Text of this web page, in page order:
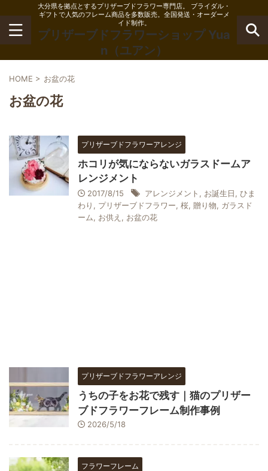
大分県を拠点とするプリザーブドフラワー専門店。 ブライダル・
ギフトで人気のフレーム商品を多数販売。全国発送・オーダーメ
イド制作。
プリザーブドフラワーショップ Yua
n（ユアン）
HOME > お盆の花
お盆の花
プリザーブドフラワーアレンジ
ホコリが気にならないガラスドームア
レンジメント
2017/8/15 アレンジメント , お誕生日, ひま
わり , プリザーブドフラワー, 桜, 贈り物, ガラスド
ーム, お供え , お盆の花
プリザーブドフラワーアレンジ
うちの子をお花で残す｜猫のプリザー
ブドフラワーフレーム制作事例
2026/5/18
フラワーフレーム